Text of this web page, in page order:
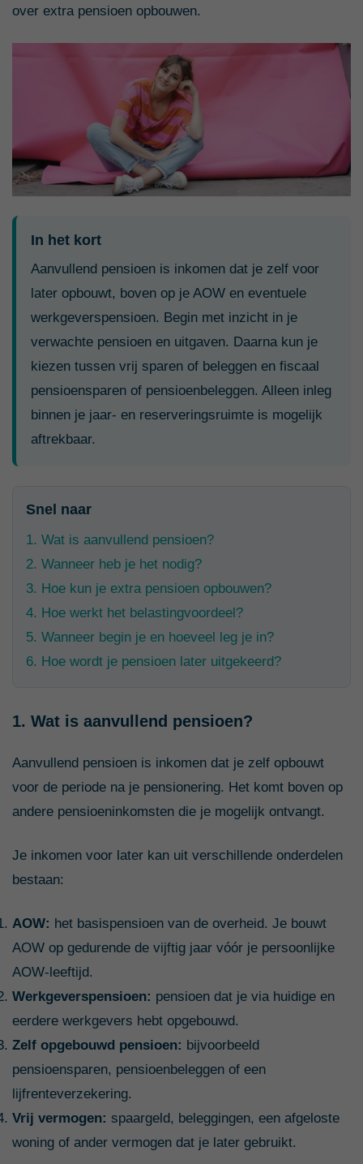
over extra pensioen opbouwen.
In het kort
Aanvullend pensioen is inkomen dat je zelf voor
later opbouwt, boven op je AOW en eventuele
werkgeverspensioen. Begin met inzicht in je
verwachte pensioen en uitgaven. Daarna kun je
kiezen tussen vrij sparen of beleggen en fiscaal
pensioensparen of pensioenbeleggen. Alleen inleg
binnen je jaar- en reserveringsruimte is mogelijk
aftrekbaar.
Snel naar
1. Wat is aanvullend pensioen?
2. Wanneer heb je het nodig?
3. Hoe kun je extra pensioen opbouwen?
4. Hoe werkt het belastingvoordeel?
5. Wanneer begin je en hoeveel leg je in?
6. Hoe wordt je pensioen later uitgekeerd?
1. Wat is aanvullend pensioen?
Aanvullend pensioen is inkomen dat je zelf opbouwt
voor de periode na je pensionering. Het komt boven op
andere pensioeninkomsten die je mogelijk ontvangt.
Je inkomen voor later kan uit verschillende onderdelen
bestaan:
AOW: het basispensioen van de overheid. Je bouwt
AOW op gedurende de vijftig jaar vóór je persoonlijke
AOW-leeftijd.
Werkgeverspensioen: pensioen dat je via huidige en
eerdere werkgevers hebt opgebouwd.
Zelf opgebouwd pensioen: bijvoorbeeld
pensioensparen, pensioenbeleggen of een
lijfrenteverzekering.
Vrij vermogen: spaargeld, beleggingen, een afgeloste
woning of ander vermogen dat je later gebruikt.